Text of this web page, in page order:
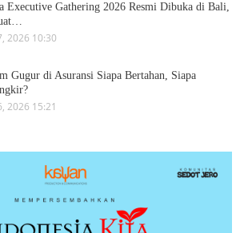
Executive Gathering 2026 Resmi Dibuka di Bali,
2026 10:30
Gugur di Asuransi Siapa Bertahan, Siapa
2026 15:21